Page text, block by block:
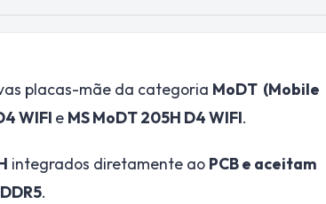
placas-mãe da categoria MoDT (Mobile
WIFI e MS MoDT 205H D4 WIFI.
integrados diretamente ao PCB e aceitam
.